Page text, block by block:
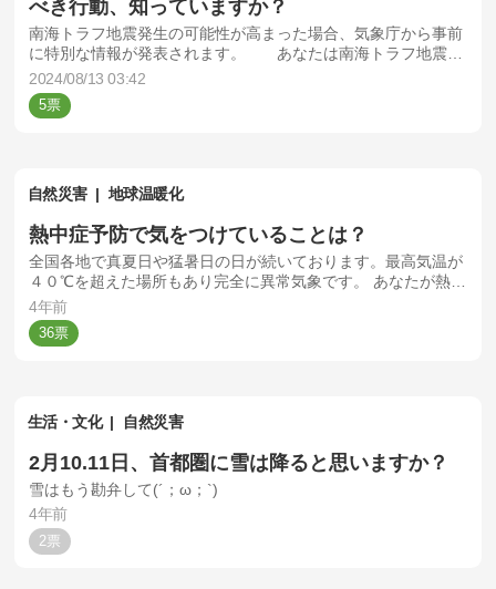
べき行動、知っていますか？
南海トラフ地震発生の可能性が高まった場合、気象庁から事前
に特別な情報が発表されます。 あなたは南海トラフ地震臨
時情報が発表された時にとるべき行動を知っていますか？
2024/08/13 03:42
5
自然災害 地球温暖化
熱中症予防で気をつけていることは？
全国各地で真夏日や猛暑日の日が続いております。最高気温が
４０℃を超えた場所もあり完全に異常気象です。 あなたが熱中
症予防で気をつけていることは何ですか？
4年前
36
生活・文化 自然災害
2月10.11日、首都圏に雪は降ると思いますか？
雪はもう勘弁して(´；ω；`)
4年前
2